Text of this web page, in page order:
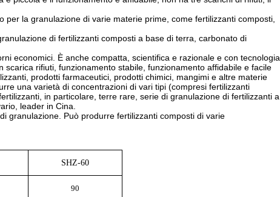
la granulazione di varie materie prime, come fertilizzanti composti,
di fertilizzanti composti a base di terra, carbonato di
economici. È anche compatta, scientifica e razionale e con tecnologia
rifiuti, funzionamento stabile, funzionamento affidabile e facile
prodotti farmaceutici, prodotti chimici, mangimi e altre materie
una varietà di concentrazioni di vari tipi (compresi fertilizzanti
in particolare, terre rare, serie di granulazione di fertilizzanti a
leader in Cina.
granulazione. Può produrre fertilizzanti composti di varie
SHZ-60
90